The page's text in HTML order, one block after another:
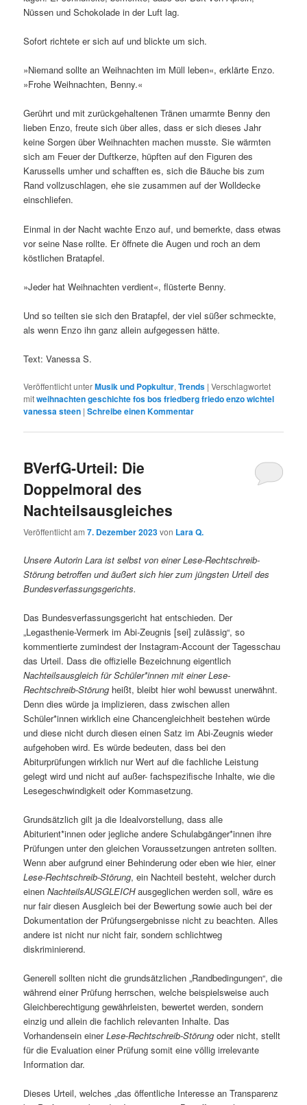
Nüssen und Schokolade in der Luft lag.
Sofort richtete er sich auf und blickte um sich.
»Niemand sollte an Weihnachten im Müll leben«, erklärte Enzo.
»Frohe Weihnachten, Benny.«
Gerührt und mit zurückgehaltenen Tränen umarmte Benny den
lieben Enzo, freute sich über alles, dass er sich dieses Jahr
keine Sorgen über Weihnachten machen musste. Sie wärmten
sich am Feuer der Duftkerze, hüpften auf den Figuren des
Karussells umher und schafften es, sich die Bäuche bis zum
Rand vollzuschlagen, ehe sie zusammen auf der Wolldecke
einschliefen.
Einmal in der Nacht wachte Enzo auf, und bemerkte, dass etwas
vor seine Nase rollte. Er öffnete die Augen und roch an dem
köstlichen Bratapfel.
»Jeder hat Weihnachten verdient«, flüsterte Benny.
Und so teilten sie sich den Bratapfel, der viel süßer schmeckte,
als wenn Enzo ihn ganz allein aufgegessen hätte.
Text: Vanessa S.
Veröffentlicht unterMusik und Popkultur,Trends |Verschlagwortet
mitweihnachten geschichte fos bos friedberg friedo enzo wichtel
vanessa steen |Schreibe einen Kommentar
BVerfG-Urteil: Die
Doppelmoral des
Nachteilsausgleiches
Veröffentlicht am7. Dezember 2023von Lara Q.
Unsere Autorin Lara ist selbst von einer Lese-Rechtschreib-
Störung betroffen und äußert sich hier zum jüngsten Urteil des
Bundesverfassungsgerichts.
Das Bundesverfassungsgericht hat entschieden. Der
„Legasthenie-Vermerk im Abi-Zeugnis [sei] zulässig“, so
kommentierte zumindest der Instagram-Account der Tagesschau
das Urteil. Dass die offizielle Bezeichnung eigentlich
Nachteilsausgleich für Schüler*innen mit einer Lese-
Rechtschreib-Störung heißt, bleibt hier wohl bewusst unerwähnt.
Denn dies würde ja implizieren, dass zwischen allen
Schüler*innen wirklich eine Chancengleichheit bestehen würde
und diese nicht durch diesen einen Satz im Abi-Zeugnis wieder
aufgehoben wird. Es würde bedeuten, dass bei den
Abiturprüfungen wirklich nur Wert auf die fachliche Leistung
gelegt wird und nicht auf außer- fachspezifische Inhalte, wie die
Lesegeschwindigkeit oder Kommasetzung.
Grundsätzlich gilt ja die Idealvorstellung, dass alle
Abiturient*innen oder jegliche andere Schulabgänger*innen ihre
Prüfungen unter den gleichen Voraussetzungen antreten sollten.
Wenn aber aufgrund einer Behinderung oder eben wie hier, einer
Lese-Rechtschreib-Störung, ein Nachteil besteht, welcher durch
einenNachteilsAUSGLEICHausgeglichen werden soll, wäre es
nur fair diesen Ausgleich bei der Bewertung sowie auch bei der
Dokumentation der Prüfungsergebnisse nicht zu beachten. Alles
andere ist nicht nur nicht fair, sondern schlichtweg
diskriminierend.
Generell sollten nicht die grundsätzlichen „Randbedingungen“, die
während einer Prüfung herrschen, welche beispielsweise auch
Gleichberechtigung gewährleisten, bewertet werden, sondern
einzig und allein die fachlich relevanten Inhalte. Das
Vorhandensein einerLese-Rechtschreib-Störung oder nicht, stellt
für die Evaluation einer Prüfung somit eine völlig irrelevante
Information dar.
Dieses Urteil, welches „das öffentliche Interesse an Transparenz